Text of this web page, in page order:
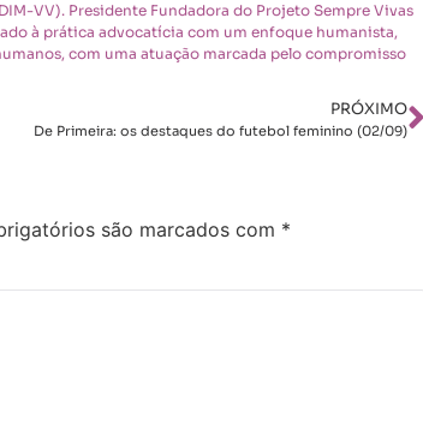
VV). Presidente Fundadora do Projeto Sempre Vivas
à prática advocatícia com um enfoque humanista,
com uma atuação marcada pelo compromisso
PRÓXIMO
De Primeira: os destaques do futebol feminino (02/09)
são marcados com *